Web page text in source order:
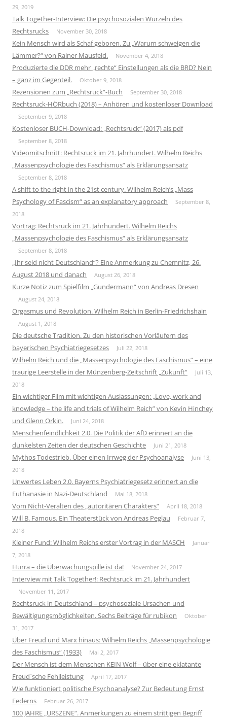
29, 2019
Talk Together-Interview: Die psychosozialen Wurzeln des
Rechtsrucks
November 30, 2018
Kein Mensch wird als Schaf geboren. Zu „Warum schweigen die
Lämmer?“ von Rainer Mausfeld.
November 4, 2018
Produzierte die DDR mehr „rechte“ Einstellungen als die BRD? Nein
– ganz im Gegenteil.
Oktober 9, 2018
Rezensionen zum „Rechtsruck“-Buch September 30, 2018
Rechtsruck-HÖRbuch (2018) – Anhören und kostenloser Download
September 9, 2018
Kostenloser BUCH-Download: „Rechtsruck“ (2017) als pdf
September 8, 2018
Videomitschnitt: Rechtsruck im 21. Jahrhundert. Wilhelm Reichs
„Massenpsychologie des Faschismus“ als Erklärungsansatz
September 8, 2018
A shift to the right in the 21st century. Wilhelm Reich’s „Mass
Psychology of Fascism“ as an explanatory approach
September 8,
2018
Vortrag: Rechtsruck im 21. Jahrhundert. Wilhelm Reichs
„Massenpsychologie des Faschismus“ als Erklärungsansatz
September 8, 2018
„Ihr seid nicht Deutschland“? Eine Anmerkung zu Chemnitz, 26.
August 2018 und danach
August 26, 2018
Kurze Notiz zum Spielfilm „Gundermann“ von Andreas Dresen
August 24, 2018
Orgasmus und Revolution. Wilhelm Reich in Berlin-Friedrichshain
August 1, 2018
Die deutsche Tradition. Zu den historischen Vorläufern des
bayerischen Psychiatriegesetzes
Juli 22, 2018
Wilhelm Reich und die „Massenpsychologie des Faschismus“ – eine
traurige Leerstelle in der Münzenberg-Zeitschrift „Zukunft“
Juli 13,
2018
Ein wichtiger Film mit wichtigen Auslassungen: „Love, work and
knowledge – the life and trials of Wilhelm Reich” von Kevin Hinchey
und Glenn Orkin.
Juni 24, 2018
Menschenfeindlichkeit 2.0. Die Politik der AfD erinnert an die
dunkelsten Zeiten der deutschen Geschichte
Juni 21, 2018
Mythos Todestrieb. Über einen Irrweg der Psychoanalyse
Juni 13,
2018
Unwertes Leben 2.0. Bayerns Psychiatriegesetz erinnert an die
Euthanasie in Nazi-Deutschland
Mai 18, 2018
Vom Nicht-Veralten des „autoritären Charakters“ April 18, 2018
Will B. Famous. Ein Theaterstück von Andreas Peglau
Februar 7,
2018
Kleiner Fund: Wilhelm Reichs erster Vortrag in der MASCH
Januar
7, 2018
Hurra – die Überwachungspille ist da! November 24, 2017
Interview mit Talk Together!: Rechtsruck im 21. Jahrhundert
November 11, 2017
Rechtsruck in Deutschland – psychosoziale Ursachen und
Bewältigungsmöglichkeiten. Sechs Beiträge für rubikon
Oktober
31, 2017
Über Freud und Marx hinaus: Wilhelm Reichs „Massenpsychologie
des Faschismus“ (1933)
Mai 2, 2017
Der Mensch ist dem Menschen KEIN Wolf – über eine eklatante
Freud`sche Fehlleistung
April 17, 2017
Wie funktioniert politische Psychoanalyse? Zur Bedeutung Ernst
Federns
Februar 26, 2017
100 JAHRE „URSZENE“. Anmerkungen zu einem strittigen Begriff